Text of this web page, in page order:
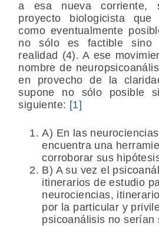
a esa nueva corriente,
proyecto biologicista que
como eventualmente
no sólo es factible
realidad (4). A ese
nombre de
en provecho de la
supone no sólo posible
siguiente: [1]
A) En las
encuentra una
corroborar sus
B) A su vez el
itinerarios de estudio
neurociencias,
por la particular y
psicoanálisis no serían